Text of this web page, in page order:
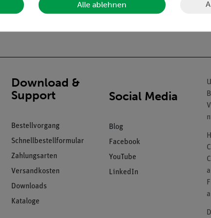
Download &
Support
Bestellvorgang
Schnellbestellformular
Zahlungsarten
Versandkosten
Downloads
Kataloge
Social Media
Blog
Facebook
YouTube
LinkedIn
Alle ablehnen